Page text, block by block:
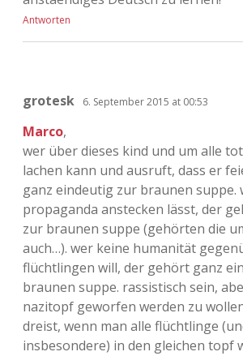
Antworten
grotesk 6. September 2015 at 00:53
Marco,
wer über dieses kind und um alle
lachen kann und ausruft, dass er
ganz eindeutig zur braunen suppe.
propaganda anstecken lässt, der
zur braunen suppe (gehörten die
auch…). wer keine humanität
flüchtlingen will, der gehört ganz
braunen suppe. rassistisch sein,
nazitopf geworfen werden zu
dreist, wenn man alle flüchtlinge
insbesondere) in den gleichen topf